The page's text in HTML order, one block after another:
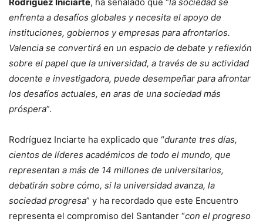
enfrenta a desafíos globales y necesita el apoyo de
instituciones, gobiernos y empresas para afrontarlos.
Valencia se convertirá en un espacio de debate y reflexión
sobre el papel que la universidad, a través de su actividad
docente e investigadora, puede desempeñar para afrontar
los desafíos actuales, en aras de una sociedad más
próspera”.
Rodríguez Inciarte ha explicado que “durante tres días,
cientos de líderes académicos de todo el mundo, que
representan a más de 14 millones de universitarios,
debatirán sobre cómo, si la universidad avanza, la
sociedad progresa” y ha recordado que este Encuentro
representa el compromiso del Santander “con el progreso